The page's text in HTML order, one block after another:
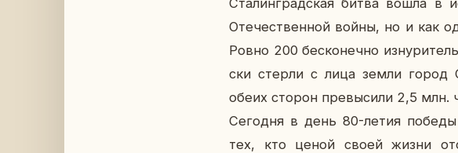
Ста­лин­град­ская битва вошла в
Оте­че­ствен­ной войны, но и как
Ровно 200 бес­ко­неч­но
ски стерли с лица земли город
обеих сторон пре­вы­си­ли 2,5 млн.
Се­го­дня в день 80-летия
тех, кто ценой своей жизни